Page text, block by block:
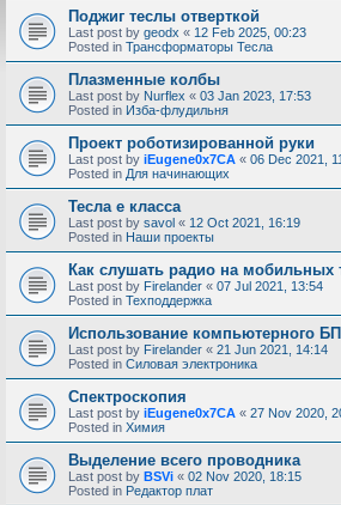
Поджиг теслы отверткой
Last post by geodx « 12 Feb 2025, 00:23
Posted in Трансформаторы Тесла
Плазменные колбы
Last post by Nurflex « 03 Jan 2023, 17:53
Posted in Изба-флудильня
Проект роботизированной руки
Last post by iEugene0x7CA « 06 Dec 2021,
Posted in Для начинающих
Тесла е класса
Last post by savol « 12 Oct 2021, 16:19
Posted in Наши проекты
Как слушать радио на мобильных
Last post by Firelander « 07 Jul 2021, 13:54
Posted in Техподдержка
Использование компьютерного БП
Last post by Firelander « 21 Jun 2021, 14:14
Posted in Силовая электроника
Спектроскопия
Last post by iEugene0x7CA « 27 Nov 2020,
Posted in Химия
Выделение всего проводника
Last post by BSVi « 02 Nov 2020, 18:15
Posted in Редактор плат